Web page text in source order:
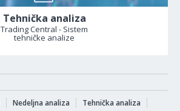
Tehnička analiza
Trading Central - Sistem
tehničke analize
Nedeljna analiza Tehnička analiza